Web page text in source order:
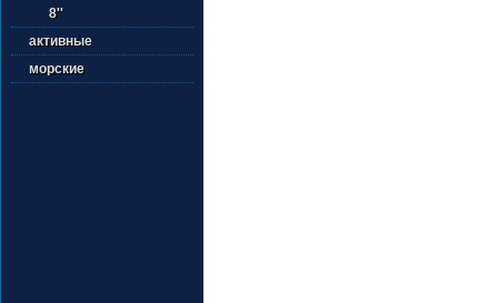
8''
активные
морские